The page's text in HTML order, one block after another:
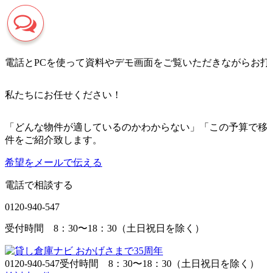
電話とPCを使って資料やデモ画面をご覧いただきながらお
私たちにお任せください！
「どんな物件が適しているのかわからない」「この予算
件をご紹介致します。
希望をメールで伝える
電話で相談する
0120-940-547
受付時間 8：30〜18：30（土日祝日を除く）
0120-940-547受付時間 8：30〜18：30（土日祝日を除く）